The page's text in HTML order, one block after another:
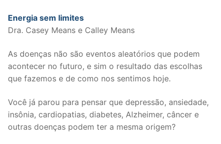
Energia sem limites
Dra. Casey Means e Calley Means
As doenças não são eventos aleatórios que podem
acontecer no futuro, e sim o resultado das escolhas
que fazemos e de como nos sentimos hoje.
Você já parou para pensar que depressão, ansiedade,
insônia, cardiopatias, diabetes, Alzheimer, câncer e
outras doenças podem ter a mesma origem?